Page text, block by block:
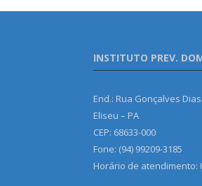
INSTITUTO PREV.
End.: Rua Gonçalves
Eliseu – PA
CEP: 68633-000
Fone: (94) 99209-3185
Horário de atendimento: